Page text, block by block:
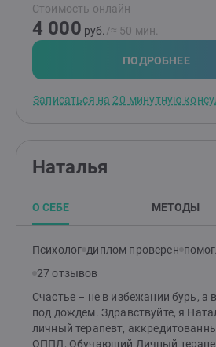
провожу профессиональную
школьников и взрослых.3 года
людьми, которые остались без
многодетными, школьниками,
тренингов: психологическая
трепетно и с заботой к вам.
Стоимость онлайн
4 000 руб. /≈ 50 мин.
ПОДРОБНЕЕ
Записаться на 20-минутную
Наталья
О СЕБЕ МЕТОДЫ
Психолог диплом проверен
27 отзывов
Счастье – не в избежании бурь, а
под дождем. Здравствуйте, я
личный терапевт,
ОППЛ, Обучающий Личный